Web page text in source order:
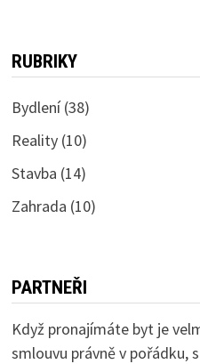
RUBRIKY
Bydlení(38)
Reality(10)
Stavba (14)
Zahrada (10)
PARTNEŘI
Když pronajímáte byt je
smlouvu právně v pořádku,